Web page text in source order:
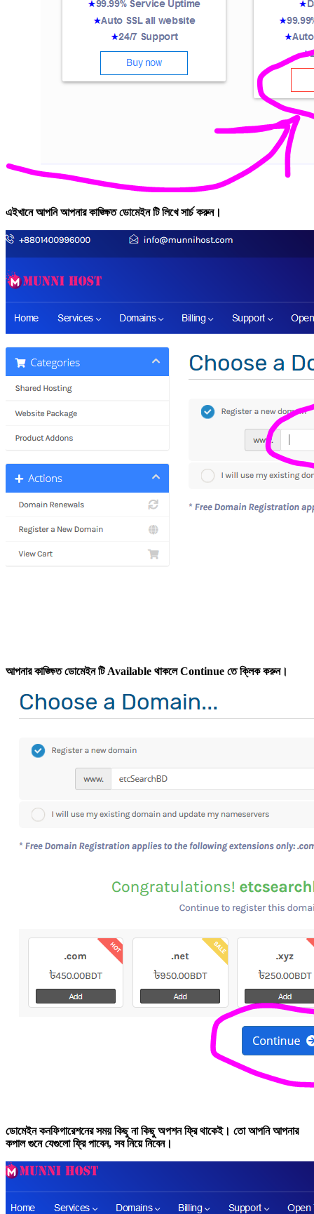
এইখানে আপনি আপনার কাঙ্ক্ষিত ডোমেইন টি লিখে সার্চ করুন।
আপনার কাঙ্ক্ষিত ডোমেইন টি Available থাকলে Continue তে ক্লিক করুন।
ডোমেইন কনফিগারেশনের সময় কিছু না কিছু অপশন ফ্রি থাকেই। তো আপনি আপনার
কপাল গুনে যেগুলো ফ্রি পাবেন, সব নিয়ে নিবেন।